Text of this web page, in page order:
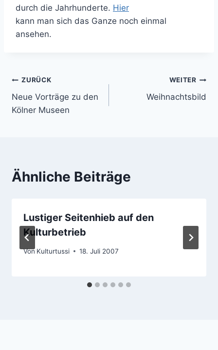
durch die Jahrhunderte. Hier
kann man sich das Ganze noch einmal
ansehen.
Beitragsnavigation
ZURÜCK
Neue Vorträge zu den
Kölner Museen
WEITER
Weihnachtsbild
Ähnliche Beiträge
Lustiger Seitenhieb auf den
Kulturbetrieb
Von Kulturtussi 18. Juli 2007